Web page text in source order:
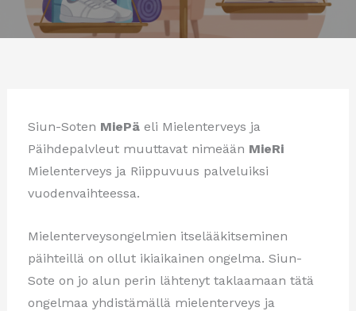
Siun-Soten MiePäeli Mielenterveys ja
Päihdepalvleut muuttavat nimeään MieRi
Mielenterveys ja Riippuvuus palveluiksi
vuodenvaihteessa.
Mielenterveysongelmien itselääkitseminen
päihteillä on ollut ikiaikainen ongelma. Siun-
Sote on jo alun perin lähtenyt taklaamaan tätä
ongelmaa yhdistämällä mielenterveys ja